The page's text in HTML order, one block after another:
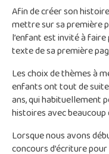
Afin de créer son
mettre sur sa première
l’enfant est invité à
texte de sa première
Les choix de thèmes à
enfants ont tout de
ans, qui habituellement
histoires avec
Lorsque nous avons
concours d’écriture